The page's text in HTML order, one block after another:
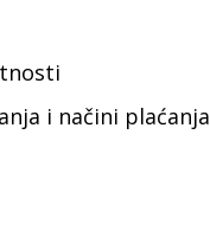
i načini plaćanja